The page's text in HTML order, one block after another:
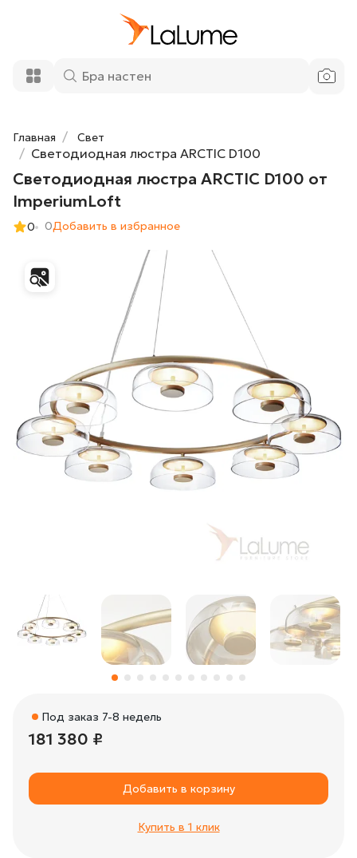
Главная Свет
Светодиодная люстра ARCTIC D100
Светодиодная люстра ARCTIC D100 от
ImperiumLoft
0 0Добавить в избранное
Под заказ 7-8 недель
181 380 ₽
Добавить в корзину
Купить в 1 клик
от ImperiumLoft